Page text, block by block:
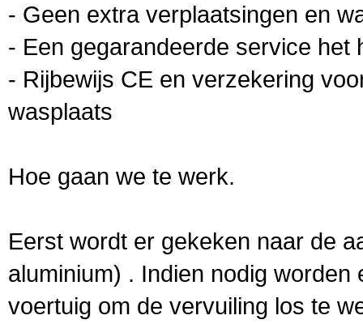
- Geen extra verplaatsingen en
- Een gegarandeerde service het
- Rijbewijs CE en verzekering
wasplaats
Hoe gaan we te werk.
Eerst wordt er gekeken naar de
aluminium) . Indien nodig
voertuig om de vervuiling los te